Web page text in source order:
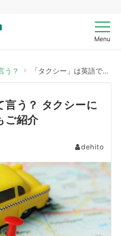
Menu
う？ 「タクシー」は英語で何て言う？ タクシーに乗るときの便利フレーズもご紹介
言う？ タクシーに
ご紹介
dehito